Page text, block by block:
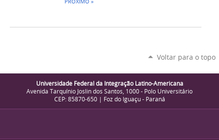
Voltar para o topo
Universidade Federal da Integração Latino-Americana
Avenida Tarquínio Joslin dos Santos, 1000 - Polo Universitário
CEP: 85870-650 | Foz do Iguaçu - Paraná